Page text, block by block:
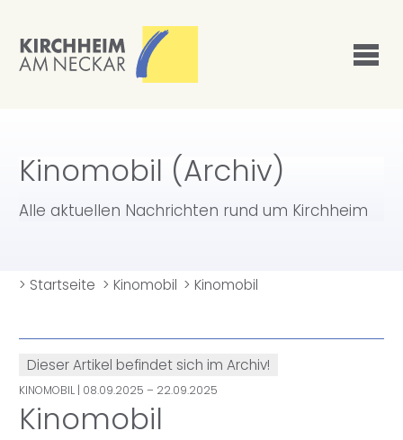
Kinomobil (Archiv)
Alle aktuellen Nachrichten rund um Kirchheim
> Startseite > Kinomobil >Kinomobil
Dieser Artikel befindet sich im Archiv!
KINOMOBIL | 08.09.2025 – 22.09.2025
Kinomobil